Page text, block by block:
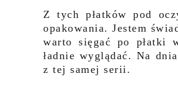
Z tych płatków pod
opakowania. Jestem
warto sięgać po płatki
ładnie wyglądać. Na
z tej samej serii.